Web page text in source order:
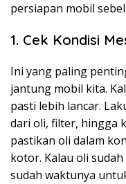
persiapan mobil
1. Cek Kondisi
Ini yang paling
jantung mobil kita.
pasti lebih lancar.
dari oli, filter, hingga
pastikan oli dalam
kotor. Kalau oli
sudah waktunya